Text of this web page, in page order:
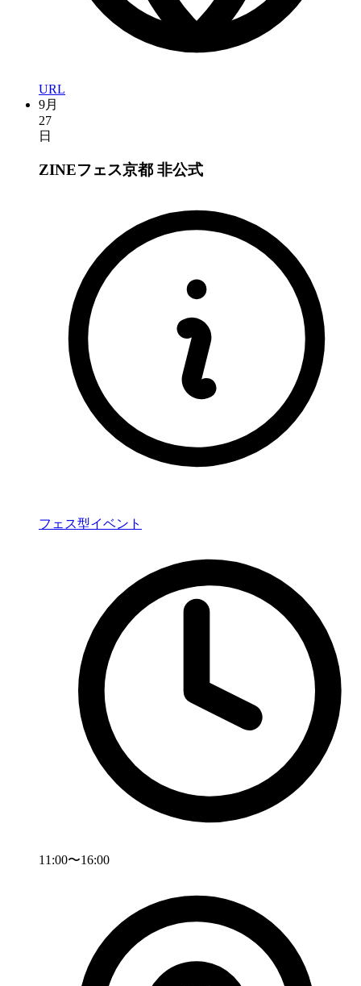
URL
9月
27
日
ZINEフェス京都 非公式
フェス型イベント
11:00〜16:00